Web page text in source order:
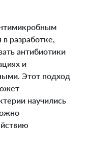
разработке,
антибиотики
и
Этот подход
научились